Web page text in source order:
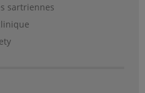
sartriennes